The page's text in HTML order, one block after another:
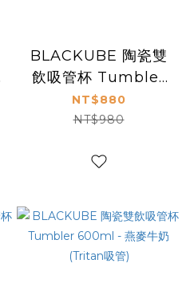
BLACKUBE 陶瓷雙
飲吸管杯 Tumbler
600ml - 茶芽綠
(Tritan吸管)
NT$880
NT$980